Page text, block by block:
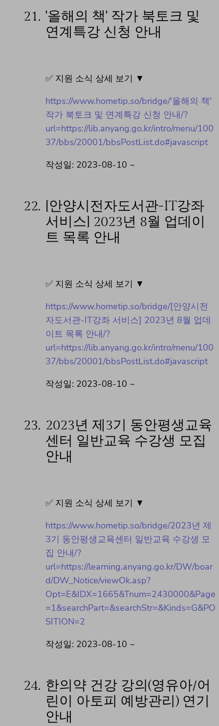
21. '올해의 책' 작가 북토크 및
연계특강 신청 안내
✅ 지원 소식 상세 보기 ▼
https://www.hometip.so/bridge/'올해의 책'
작가 북토크 및 연계특강 신청 안내/?
url=https://lib.anyang.go.kr/intro/menu/100
37/bbs/20001/bbsPostList.do#javascript
작성일: 2023-08-10 ~
22. [안양시전자도서관-IT강좌
서비스] 2023년 8월 업데이
트 목록 안내
✅ 지원 소식 상세 보기 ▼
https://www.hometip.so/bridge/[안양시전
자도서관-IT강좌 서비스] 2023년 8월 업데
이트 목록 안내/?
url=https://lib.anyang.go.kr/intro/menu/100
37/bbs/20001/bbsPostList.do#javascript
작성일: 2023-08-10 ~
23. 2023년 제3기 동안평생교육
센터 일반교육 수강생 모집
안내
✅ 지원 소식 상세 보기 ▼
https://www.hometip.so/bridge/2023년 제
3기 동안평생교육센터 일반교육 수강생 모
집 안내/?
url=https://learning.anyang.go.kr/DW/boar
d/DW_Notice/viewOk.asp?
Opt=E&IDX=1665&Tnum=2430000&Page
=1&searchPart=&searchStr=&Kinds=G&PO
SITION=2
작성일: 2023-08-10 ~
24. 한의약 건강 강의(영유아/어
린이 아토피 예방관리) 연기
안내